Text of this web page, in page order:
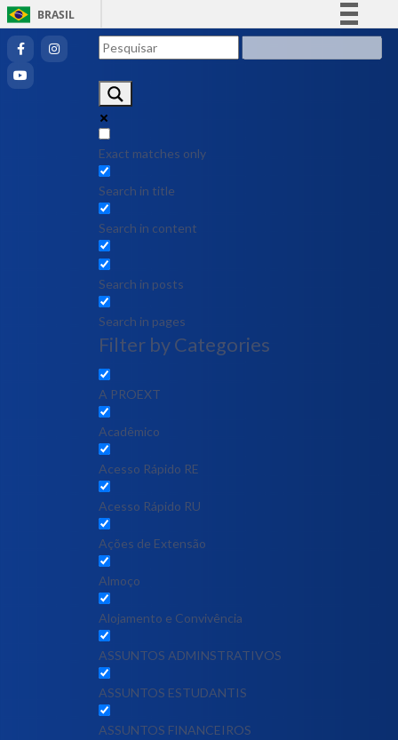
BRASIL
Exact matches only
Search in title
Search in content
Search in posts
Search in pages
Filter by Categories
A PROEXT
Acadêmico
Acesso Rápido RE
Acesso Rápido RU
Ações de Extensão
Almoço
Alojamento e Convivência
ASSUNTOS ADMINSTRATIVOS
ASSUNTOS ESTUDANTIS
ASSUNTOS FINANCEIROS